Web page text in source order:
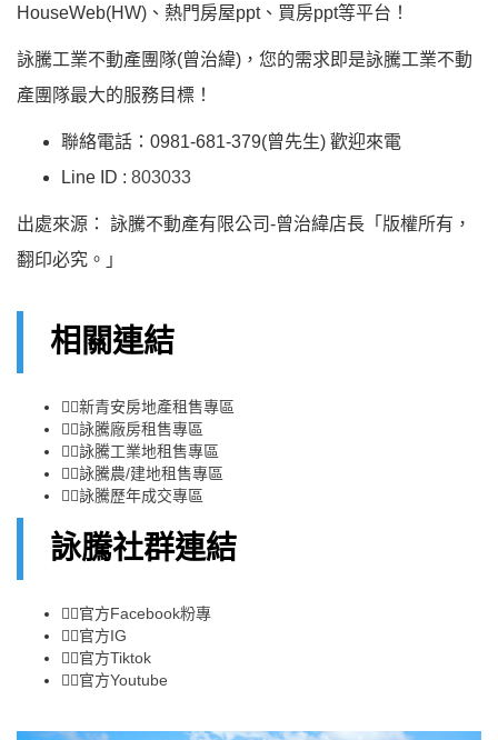
HouseWeb(HW)、熱門房屋ppt、買房ppt等平台！
詠騰工業不動產團隊(曾治緯)，您的需求即是詠騰工業不動
產團隊最大的服務目標！
聯絡電話：0981-681-379(曾先生) 歡迎來電
Line ID : 803033
出處來源： 詠騰不動產有限公司-曾治緯店長「版權所有，
翻印必究。」
相關連結
👉🏻新青安房地產租售專區
👉🏻詠騰廠房租售專區
👉🏻詠騰工業地租售專區
👉🏻詠騰農/建地租售專區
👉🏻詠騰歷年成交專區
詠騰社群連結
👉🏻官方Facebook粉專
👉🏻官方IG
👉🏻官方Tiktok
👉🏻官方Youtube